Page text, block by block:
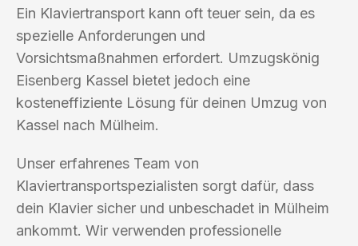
Ein Klaviertransport kann oft teuer sein, da es
spezielle Anforderungen und
Vorsichtsmaßnahmen erfordert. Umzugskönig
Eisenberg Kassel bietet jedoch eine
kosteneffiziente Lösung für deinen Umzug von
Kassel nach Mülheim.
Unser erfahrenes Team von
Klaviertransportspezialisten sorgt dafür, dass
dein Klavier sicher und unbeschadet in Mülheim
ankommt. Wir verwenden professionelle